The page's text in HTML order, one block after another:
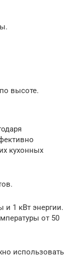
высоте.
кухонных
и 1 кВт энергии.
от 50
использовать